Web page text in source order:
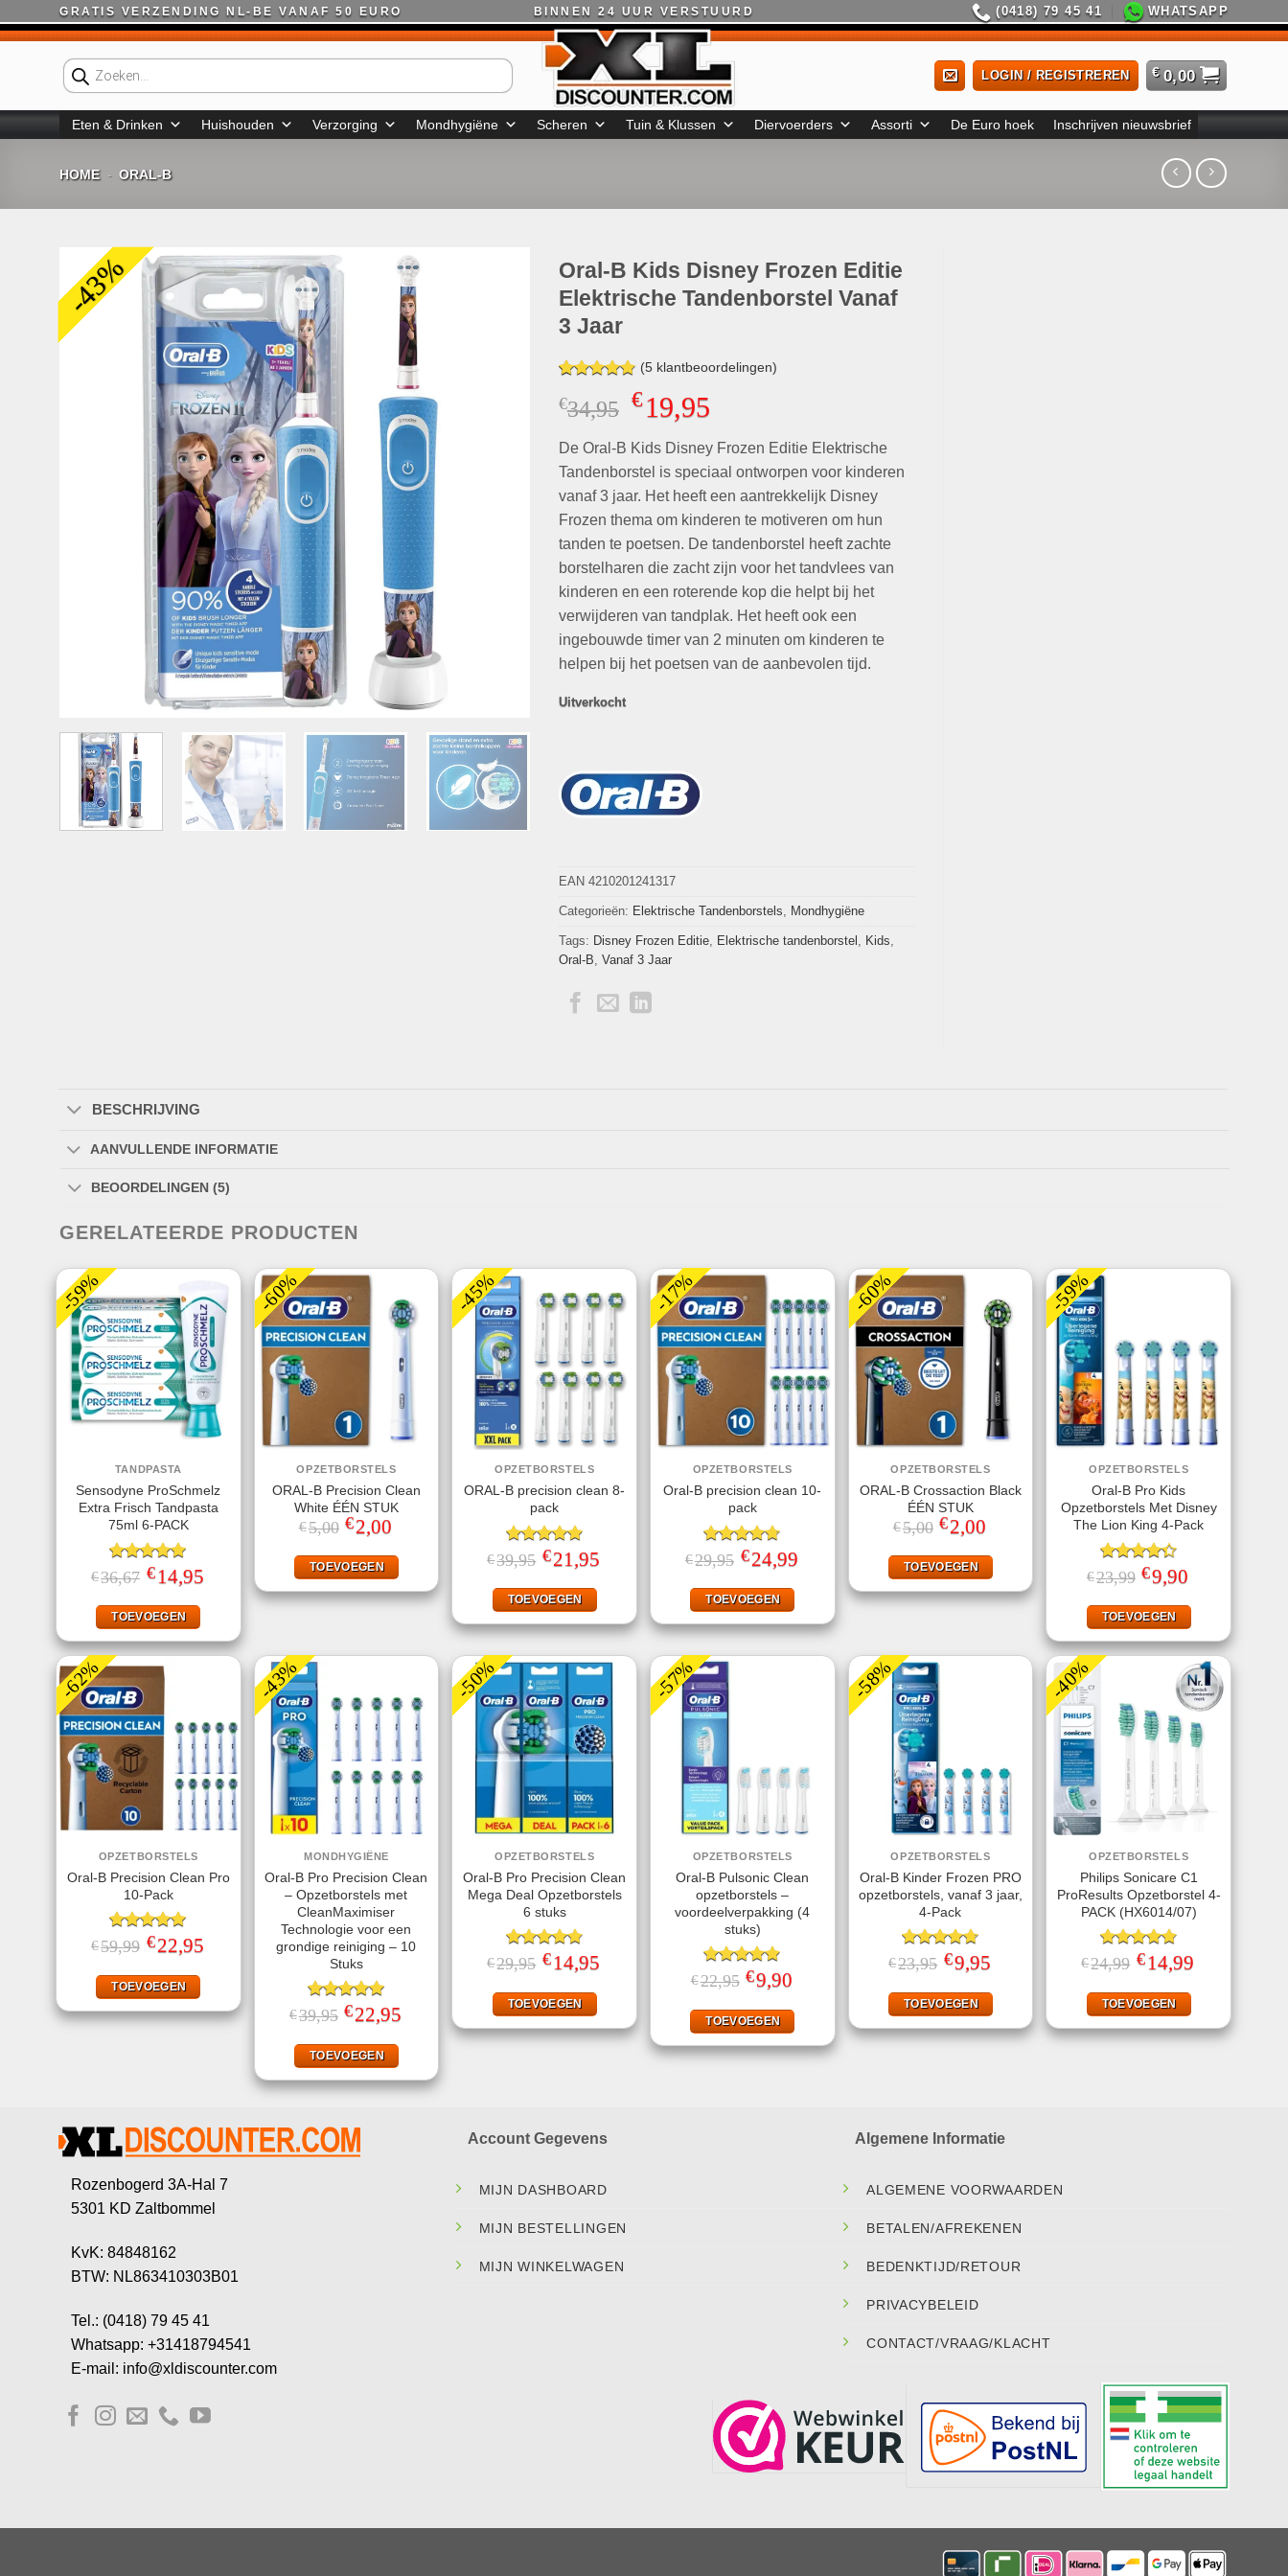
naar
GRATIS VERZENDING NL-BE VANAF 50 EURO BINNEN 24 UUR VERSTUURD (0418) 79 45 41 WHATSAPP
Producten
zoeken
LOGIN / REGISTREREN € 0,00
Eten & Drinken Huishouden Verzorging Mondhygiëne Scheren Tuin & Klussen Diervoerders Assorti De Euro hoek Inschrijven nieuwsbrief
HOME - ORAL-B
-43%
Oral-B Kids Disney Frozen Editie
Elektrische Tandenborstel Vanaf
3 Jaar
Gewaardeerd
4.75op 5
gebaseerd
waarderingen
(5klantbeoordelingen)
€34,95 Oorspronkelijke
was:
€34,95.
€19,95Huidige
is:
€19,95.
De Oral-B Kids Disney Frozen Editie Elektrische
Tandenborstel is speciaal ontworpen voor kinderen
vanaf 3 jaar. Het heeft een aantrekkelijk Disney
Frozen thema om kinderen te motiveren om hun
tanden te poetsen. De tandenborstel heeft zachte
borstelharen die zacht zijn voor het tandvlees van
kinderen en een roterende kop die helpt bij het
verwijderen van tandplak. Het heeft ook een
ingebouwde timer van 2 minuten om kinderen te
helpen bij het poetsen van de aanbevolen tijd.
Uitverkocht
EAN 4210201241317
Categorieën: Elektrische Tandenborstels, Mondhygiëne
Tags: Disney Frozen Editie, Elektrische tandenborstel , Kids,
Oral-B, Vanaf 3 Jaar
BESCHRIJVING
AANVULLENDE INFORMATIE
BEOORDELINGEN (5)
GERELATEERDE PRODUCTEN
-59%
TANDPASTA
Sensodyne ProSchmelz
Extra Frisch Tandpasta
75ml 6-PACK
Gewaardeerd
5.00 uit 5
€36,67 Oorspronkelijke
prijs
€36,67.
€ 14,95prijs
TOEVOEGEN
-60%
OPZETBORSTELS
ORAL-B Precision Clean
White ÉÉN STUK
€5,00 Oorspronkelijke
prijs
€5,00.
€2,00
€2,00.
TOEVOEGEN
-45%
OPZETBORSTELS
ORAL-B precision clean 8-
pack
Gewaardeerd
4.91uit 5
€39,95 Oorspronkelijke
prijs
€39,95.
€21,95prijs
TOEVOEGEN
-17%
OPZETBORSTELS
Oral-B precision clean 10-
pack
Gewaardeerd
4.70uit 5
€29,95 Oorspronkelijke
prijs
€29,95.
€24,99Huidige
TOEVOEGEN
-60%
OPZETBORSTELS
ORAL-B Crossaction Black
ÉÉN STUK
€5,00 Oorspronkelijke
prijs
€5,00.
€2,00
€2,00.
TOEVOEGEN
-59%
OPZETBORSTELS
Oral-B Pro Kids
Opzetborstels Met Disney
The Lion King 4-Pack
Gewaardeerd
4.33 uit 5
€23,99 Oorspronkelijke
prijs
€23,99.
€9,90
€9,90.
TOEVOEGEN
-62%
OPZETBORSTELS
Oral-B Precision Clean Pro
10-Pack
Gewaardeerd
5.00uit 5
€59,99 Oorspronkelijke
prijs
€59,99.
€22,95prijs
TOEVOEGEN
-43%
MONDHYGIËNE
Oral-B Pro Precision Clean
– Opzetborstels met
CleanMaximiser
Technologie voor een
grondige reiniging – 10
Stuks
Gewaardeerd
5.00uit 5
€39,95 Oorspronkelijke
prijs
€39,95.
€22,95
TOEVOEGEN
-50%
OPZETBORSTELS
Oral-B Pro Precision Clean
Mega Deal Opzetborstels
6 stuks
Gewaardeerd
4.80uit 5
€29,95 Oorspronkelijke
prijs
€29,95.
€ 14,95prijs
TOEVOEGEN
-57%
OPZETBORSTELS
Oral-B Pulsonic Clean
opzetborstels –
voordeelverpakking (4
stuks)
Gewaardeerd
4.87 uit 5
€22,95 Oorspronkelijke
prijs
€22,95.
€9,90
€9,90.
TOEVOEGEN
-58%
OPZETBORSTELS
Oral-B Kinder Frozen PRO
opzetborstels, vanaf 3 jaar,
4-Pack
Gewaardeerd
4.67 uit 5
€23,95 Oorspronkelijke
prijs
€23,95.
€9,95prijs
€9,95.
TOEVOEGEN
-40%
OPZETBORSTELS
Philips Sonicare C1
ProResults Opzetborstel 4-
PACK (HX6014/07)
Gewaardeerd
4.75uit 5
€24,99 Oorspronkelijke
prijs
€24,99.
€ 14,99Huidige
TOEVOEGEN
Rozenbogerd 3A-Hal 7
5301 KD Zaltbommel
KvK: 84848162
BTW: NL863410303B01
Tel.: (0418) 79 45 41
Whatsapp: +31418794541
E-mail: info@xldiscounter.com
Account Gegevens
MIJN DASHBOARD
MIJN BESTELLINGEN
MIJN WINKELWAGEN
Algemene Informatie
ALGEMENE VOORWAARDEN
BETALEN/AFREKENEN
BEDENKTIJD/RETOUR
PRIVACYBELEID
CONTACT/VRAAG/KLACHT